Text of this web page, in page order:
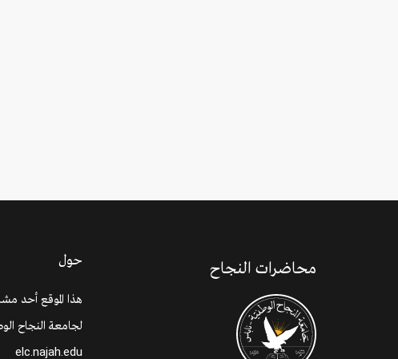
محاضرات النجاح حول
هذا الموقع أحد
لجامعة النجاح
elc.najah.edu